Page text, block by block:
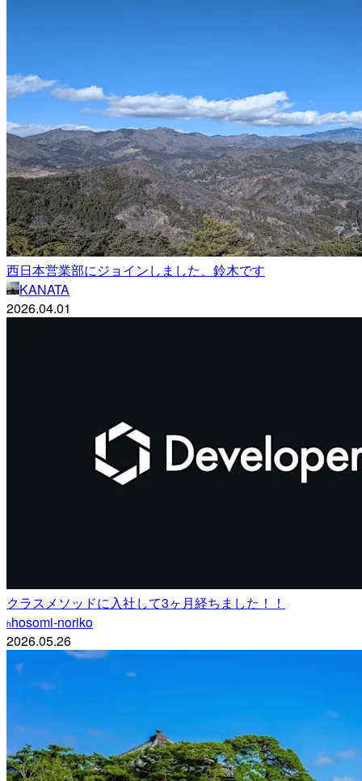
西日本営業部にジョインしました、鈴木です
KANATA
2026.04.01
クラスメソッドに入社して3ヶ月経ちました！！
hhosomi-noriko
2026.05.26